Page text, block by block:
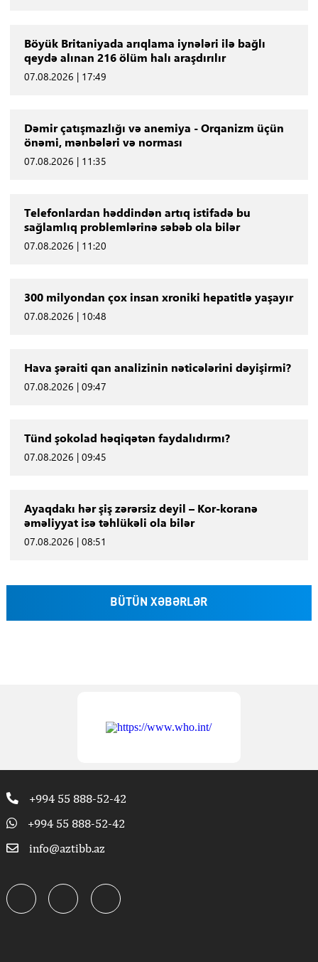
Böyük Britaniyada arıqlama iynələri ilə bağlı
qeydə alınan 216 ölüm halı araşdırılır
07.08.2026 | 17:49
Dəmir çatışmazlığı və anemiya - Orqanizm üçün
önəmi, mənbələri və norması
07.08.2026 | 11:35
Telefonlardan həddindən artıq istifadə bu
sağlamlıq problemlərinə səbəb ola bilər
07.08.2026 | 11:20
300 milyondan çox insan xroniki hepatitlə yaşayır
07.08.2026 | 10:48
Hava şəraiti qan analizinin nəticələrini dəyişirmi?
07.08.2026 | 09:47
Tünd şokolad həqiqətən faydalıdırmı?
07.08.2026 | 09:45
Ayaqdakı hər şiş zərərsiz deyil – Kor-koranə
əməliyyat isə təhlükəli ola bilər
07.08.2026 | 08:51
BÜTÜN XƏBƏRLƏR
+994 55 888-52-42
+994 55 888-52-42
info@aztibb.az